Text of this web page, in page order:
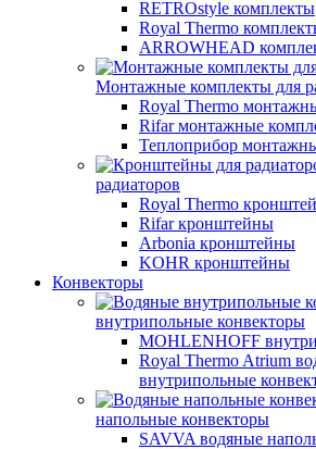
RETROstyle комплекты
Royal Thermo
ARROWHEAD
Монтажные комплекты для
Royal Thermo
Rifar монтажные
Теплоприбор
радиаторов
Royal Thermo
Rifar кронштейны
Arbonia кронштейны
KOHR кронштейны
Конвекторы
внутрипольные конвекторы
MOHLENHOFF
Royal Thermo Atrium
внутрипольные
напольные конвекторы
SAVVA водяные